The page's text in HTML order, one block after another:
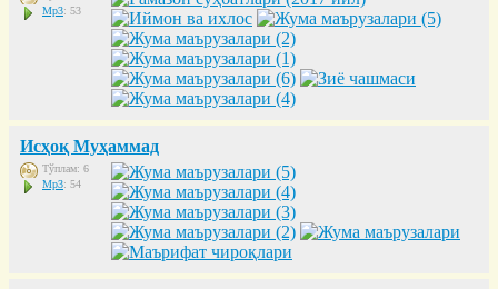
Mp3: 53
Исҳоқ Муҳаммад
Тўплам: 6
Mp3: 54